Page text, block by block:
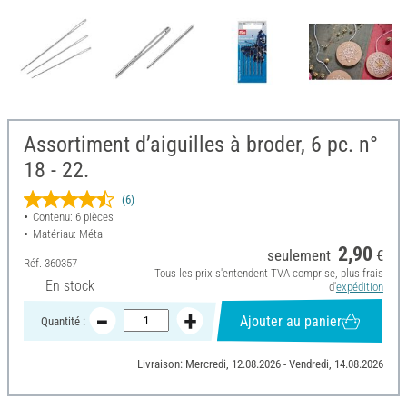
Assortiment d’aiguilles à broder, 6 pc. n°
18 - 22.
(6)
Contenu: 6 pièces
Matériau: Métal
Réf. 360357
En stock
seulement 2,90 €
Tous les prix s'entendent TVA comprise, plus frais
d'expédition
Quantité : Ajouter au panier
Livraison: Mercredi, 12.08.2026 - Vendredi, 14.08.2026